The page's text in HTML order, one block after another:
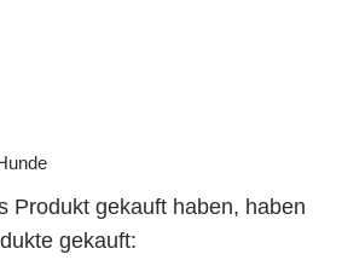
Produkt gekauft haben, haben
gekauft: